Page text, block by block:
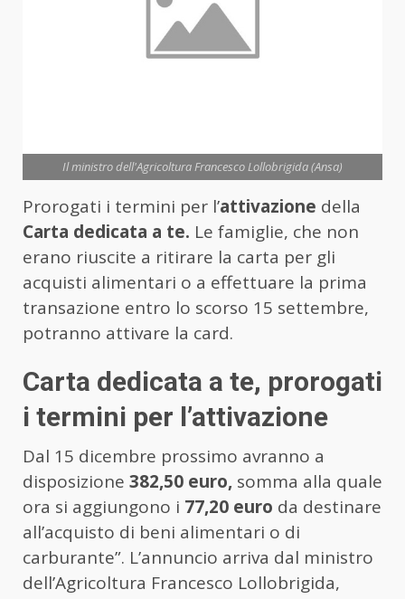
Il ministro dell'Agricoltura Francesco Lollobrigida (Ansa)
Prorogati i termini per l’attivazione della
Carta dedicata a te. Le famiglie, che non
erano riuscite a ritirare la carta per gli
acquisti alimentari o a effettuare la prima
transazione entro lo scorso 15 settembre,
potranno attivare la card.
Carta dedicata a te, prorogati
i termini per l’attivazione
Dal 15 dicembre prossimo avranno a
disposizione 382,50 euro, somma alla quale
ora si aggiungono i 77,20 euro da destinare
all’acquisto di beni alimentari o di
carburante”. L’annuncio arriva dal ministro
dell’Agricoltura Francesco Lollobrigida,